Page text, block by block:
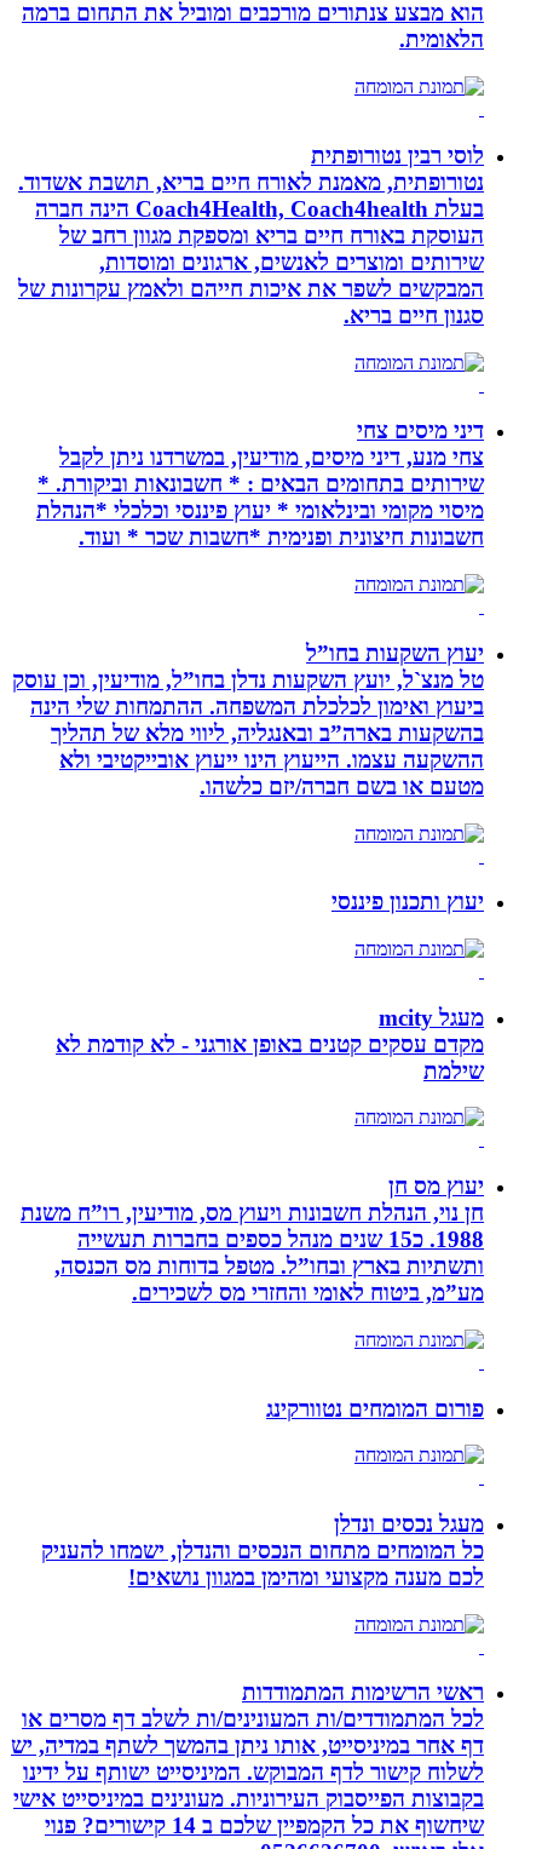
הוא מבצע צנתורים מורכבים ומוביל את התחום ברמה
הלאומית.
לוסי רבין נטורופתית
נטורופתית, מאמנת לאורח חיים בריא, תושבת אשדוד.
בעלת Coach4Health, Coach4health הינה חברה
העוסקת באורח חיים בריא ומספקת מגוון רחב של
שירותים ומוצרים לאנשים, ארגונים ומוסדות,
המבקשים לשפר את איכות חייהם ולאמץ עקרונות של
סגנון חיים בריא.
דיני מיסים צחי
צחי מנע, דיני מיסים, מודיעין, במשרדנו ניתן לקבל
שירותים בתחומים הבאים : * חשבונאות וביקורת. *
מיסוי מקומי ובינלאומי * יעוץ פיננסי וכלכלי *הנהלת
חשבונות חיצונית ופנימית *חשבות שכר * ועוד.
יעוץ השקעות בחו”ל
טל מנצ`ל, יועץ השקעות נדלן בחו”ל, מודיעין, וכן עוסק
ביעוץ ואימון לכלכלת המשפחה. ההתמחות שלי הינה
בהשקעות בארה”ב ובאנגליה, ליווי מלא של תהליך
ההשקעה עצמו. הייעוץ הינו ייעוץ אובייקטיבי ולא
מטעם או בשם חברה/יזם כלשהו.
יעוץ ותכנון פיננסי
מעגל mcity
מקדם עסקים קטנים באופן אורגני - לא קודמת לא
שילמת
יעוץ מס חן
חן נוי, הנהלת חשבונות ויעוץ מס, מודיעין, רו”ח משנת
1988. כ15 שנים מנהל כספים בחברות תעשייה
ותשתיות בארץ ובחו”ל. מטפל בדוחות מס הכנסה,
מע”מ, ביטוח לאומי והחזרי מס לשכירים.
פורום המומחים נטוורקינג
מעגל נכסים ונדלן
כל המומחים מתחום הנכסים והנדלן, ישמחו להעניק
לכם מענה מקצועי ומהימן במגוון נושאים!
ראשי הרשימות המתמודדות
לכל המתמודדים/ות המעונינים/ות לשלב דף מסרים או
דף אחר במיניסייט, אותו ניתן בהמשך לשתף במדיה, יש
לשלוח קישור לדף המבוקש. המיניסייט ישותף על ידינו
בקבוצות הפייסבוק העירוניות. מעונינים במיניסייט אישי
שיחשוף את כל הקמפיין שלכם ב 14 קישורים? פנוי